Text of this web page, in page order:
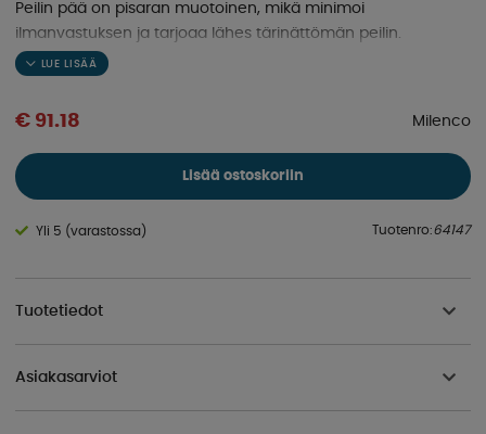
Peilin pää on pisaran muotoinen, mikä minimoi
ilmanvastuksen ja tarjoaa lähes tärinättömän peilin.
Asuntovaunun taustapeili leveämpään asuntovaunuun.
€ 91.18 Milenco
Lisää ostoskoriin
Yli 5 (varastossa) Tuotenro:64147
Tuotetiedot
Asiakasarviot